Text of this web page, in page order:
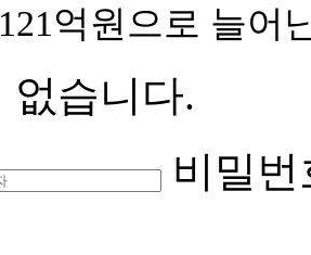
억원으로 늘어
없습니다.
비밀번